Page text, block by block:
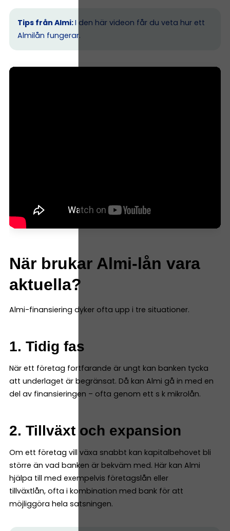
Tips från Almi:I den här videon får du veta hur ett
Almilån fungerar.
När brukar Almi-lån vara
aktuella?
Almi-finansiering dyker ofta upp i tre situationer.
1. Tidig fas
När ett företag fortfarande är ungt kan banken tycka
att underlaget är begränsat. Då kan Almi gå in med en
del av finansieringen – ofta genom ett s k mikrolån.
2. Tillväxt och expansion
Om ett företag vill växa snabbt kan kapitalbehovet bli
större än vad banken är bekväm med. Här kan Almi
hjälpa till med exempelvis företagslån eller
tillväxtlån, ofta i kombination med bank för att
möjliggöra hela satsningen.